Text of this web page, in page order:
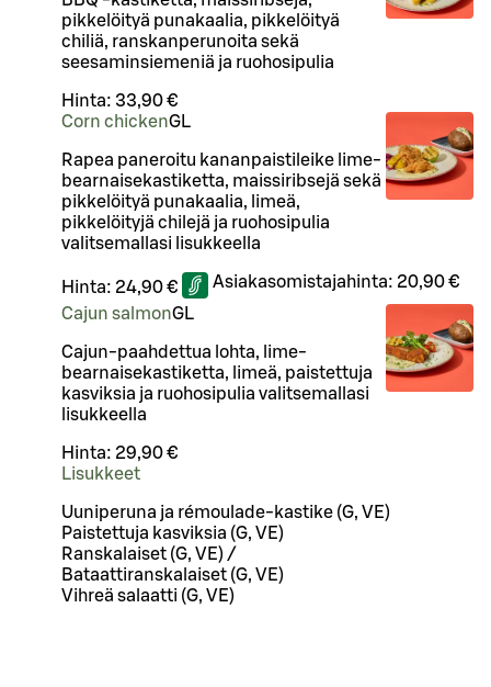
pikkelöityä punakaalia, pikkelöityä
chiliä, ranskanperunoita sekä
seesaminsiemeniä ja ruohosipulia
Hinta: 33,90 €
Corn chickenGL
Rapea paneroitu kananpaistileike lime-
bearnaisekastiketta, maissiribsejä sekä
pikkelöityä punakaalia, limeä,
pikkelöityjä chilejä ja ruohosipulia
valitsemallasi lisukkeella
Hinta: 24,90 € Asiakasomistajahinta: 20,90 €
Cajun salmonGL
Cajun-paahdettua lohta, lime-
bearnaisekastiketta, limeä, paistettuja
kasviksia ja ruohosipulia valitsemallasi
lisukkeella
Hinta: 29,90 €
Lisukkeet
Uuniperuna ja rémoulade-kastike (G, VE)
Paistettuja kasviksia (G, VE)
Ranskalaiset (G, VE) /
Bataattiranskalaiset (G, VE)
Vihreä salaatti (G, VE)